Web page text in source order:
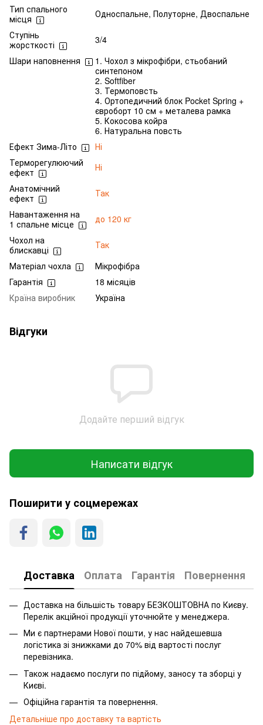
Тип спального
місця
Односпальне, Полуторне, Двоспальне
Ступінь
жорсткості
3/4
Шари наповнення
1. Чохол з мікрофібри, стьобаний
синтепоном
2. Softfiber
3. Термоповсть
4. Ортопедичний блок Pocket Spring +
євроборт 10 см + металева рамка
5. Кокосова койра
6. Натуральна повсть
Ефект Зима-Літо
Ні
Терморегулюючий
ефект
Ні
Анатомічний
ефект
Так
Навантаження на
1 спальне місце
до 120 кг
Чохол на
блискавці
Так
Матеріал чохла
Мікрофібра
Гарантія
18 місяців
Країна виробник
Україна
Відгуки
Додайте перший відгук
Написати відгук
Поширити у соцмережах
Доставка Оплата Гарантія Повернення
Доставка на більшість товару БЕЗКОШТОВНА по Києву.
Перелік акційної продукції уточнюйте у менеджера.
Ми є партнерами Нової пошти, у нас найдешевша
логістика зі знижками до 70% від вартості послуг
перевізника.
Також надаємо послуги по підйому, заносу та зборці у
Києві.
Офіційна гарантія та повернення.
Детальніше про доставку та вартість